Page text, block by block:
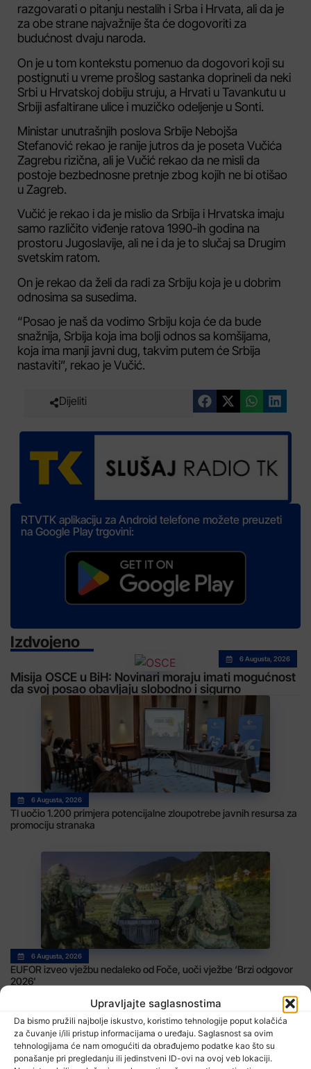
Upravljajte saglasnostima
Da bismo pružili najbolje iskustvo, koristimo tehnologije poput kolačića
za čuvanje i/ili pristup informacijama o uređaju. Saglasnost sa ovim
tehnologijama će nam omogućiti da obrađujemo podatke kao što su
ponašanje pri pregledanju ili jedinstveni ID-ovi na ovoj veb lokaciji.
razgovarati o pitanju nestalih i Srba i Hrvata, ali da je
za obe strane najvažnije šta će dogovoriti za
budućnost dvaju naroda.
On je u tom kontekstu pomenuo da dogovori koji su
postignuti u vreme prošlog sastanka doprineli da neki
Srbi u Hrvatskoj dobiju struju, a Hrvati u Tavankutu u
Srbiji asfaltirane ulice i muzičko odeljenje u Sonti.
Ministar unutrašnjih poslova Srbije Nebojša
Stefanović rekao je ranije jutros da je poseta Vučića
Zagrebu rizična, ali je Vučić rekao da ne misli da
postoje bezbednosne pretnje zbog kojih ne bi otišao
u Zagreb.
Vučić je rekao i da je mislio da Srbija i Hrvatska imaju
samo različito viđenje ratova 1990-ih godina na
prostoru Jugoslavije, ali ne i da je to slučaj sa Drugim
svetskim ratom.
On je rekao da želi da radi za Srbiju koja je u dobrim
odnosima sa susedima.
“Posao je naš da vodimo Srbiju koja će da bude
snažnija, Srbija koja ima bolji odnos sa komšijama,
koja ima manji javni dug, takvim putem će Srbija
nastaviti”, rekao je Vučić.
Dijeliti
RTVTK aplikaciju za Android telefone možete preuzeti
na Google Play trgovini:
Izdvojeno
6 Augusta, 2026
Misija OSCE u BiH: Novinari moraju imati mogućnost
da svoj posao obavljaju slobodno i sigurno
6 Augusta, 2026
TI uočio 1.200 primjera potencijalne zloupotrebe javnih resursa za
promociju stranaka
6 Augusta, 2026
EUFOR izveo vježbu nedaleko od Foče, uoči vježbe ‘Brzi odgovor
2026’